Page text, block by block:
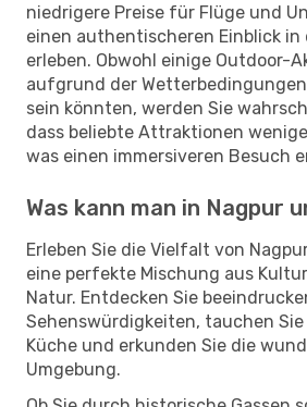
niedrigere Preise für Flüge und
einen authentischeren Einblick in
erleben. Obwohl einige Outdoor-
aufgrund der
sein könnten, werden Sie
dass beliebte Attraktionen
was einen immersiveren Besuch
Was kann man in Nagpur
Erleben Sie die Vielfalt von
eine perfekte Mischung aus
Natur. Entdecken Sie
Sehenswürdigkeiten, tauchen
Küche und erkunden Sie die
Umgebung.